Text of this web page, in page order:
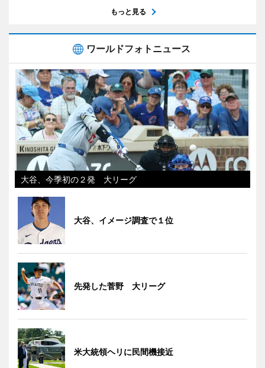
もっと見る
ワールドフォトニュース
大谷、今季初の２発 大リーグ
大谷、イメージ調査で１位
先発した菅野 大リーグ
米大統領ヘリに民間機接近